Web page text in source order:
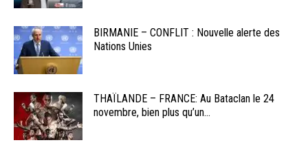
BIRMANIE – CONFLIT : Nouvelle alerte des
Nations Unies
THAÏLANDE – FRANCE: Au Bataclan le 24
novembre, bien plus qu’un...